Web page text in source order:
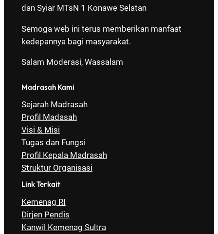
dan Syiar MTsN 1 Konawe Selatan
Semoga web ini terus memberikan manfaat
kedepannya bagi masyarakat.
Salam Moderasi, Wassalam
Madrasah Kami
Sejarah Madrasah
Profil Madasah
Visi & Misi
Tugas dan Fungsi
Profil Kepala Madrasah
Struktur Organisasi
Link Terkait
Kemenag RI
Dirjen Pendis
Kanwil Kemenag Sultra